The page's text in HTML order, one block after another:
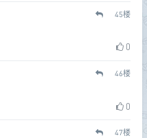
45楼
0
46楼
0
47楼